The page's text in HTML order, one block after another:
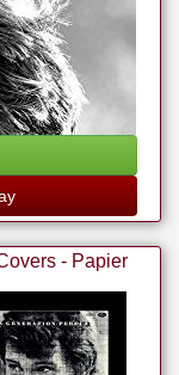
- Papier